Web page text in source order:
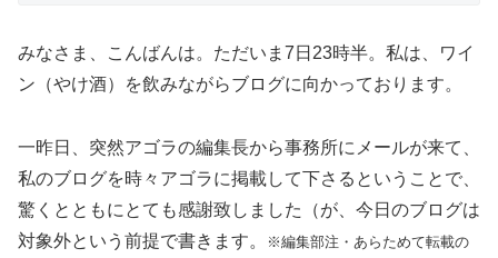
みなさま、こんばんは。ただいま7日23時半。私は、ワイ
ン（やけ酒）を飲みながらブログに向かっております。
一昨日、突然アゴラの編集長から事務所にメールが来て、
私のブログを時々アゴラに掲載して下さるということで、
驚くとともにとても感謝致しました（が、今日のブログは
対象外という前提で書きます。
※編集部注・あらためて転載の